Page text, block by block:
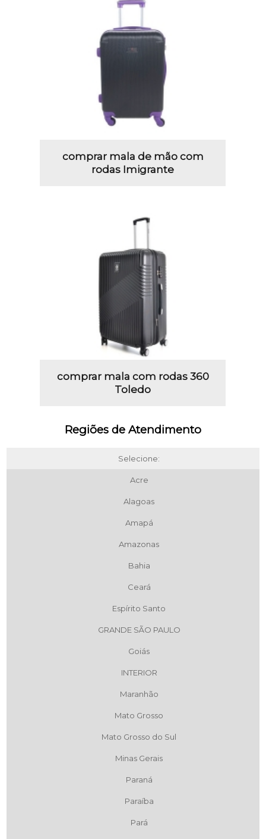
comprar mala de mão com
rodas Imigrante
comprar mala com rodas 360
Toledo
Regiões de Atendimento
Selecione:
Acre
Alagoas
Amapá
Amazonas
Bahia
Ceará
Espírito Santo
GRANDE SÃO PAULO
Goiás
INTERIOR
Maranhão
Mato Grosso
Mato Grosso do Sul
Minas Gerais
Paraná
Paraíba
Pará